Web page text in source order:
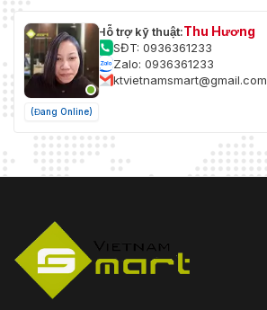
(Đang Online)
Hỗ trợ kỹ thuật:Thu Hương
SĐT: 0936361233
Zalo: 0936361233
ktvietnamsmart@gmail.com